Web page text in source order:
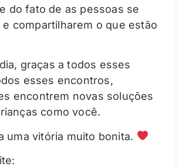
do fato de as pessoas se
compartilharem o que estão
graças a todos esses
esses encontros,
encontrem novas soluções
como você.
uma vitória muito bonita.